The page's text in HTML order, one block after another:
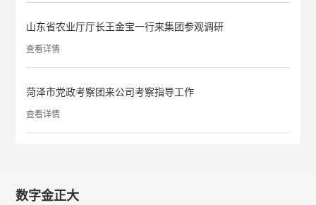
山东省农业厅厅长王金宝一行来集团参观调研
查看详情
菏泽市党政考察团来公司考察指导工作
查看详情
数字金正大